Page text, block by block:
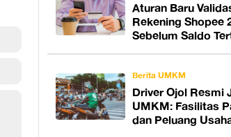
Aturan Baru
Rekening Shopee
Sebelum Saldo
Berita UMKM
Driver Ojol Resmi
UMKM: Fasilitas
dan Peluang